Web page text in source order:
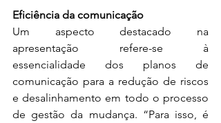
Eficiência da comunicação
Um aspecto destacado na
apresentação refere-se à
essencialidade dos planos de
comunicação para a redução de riscos
e desalinhamento em todo o processo
de gestão da mudança. “Para isso, é